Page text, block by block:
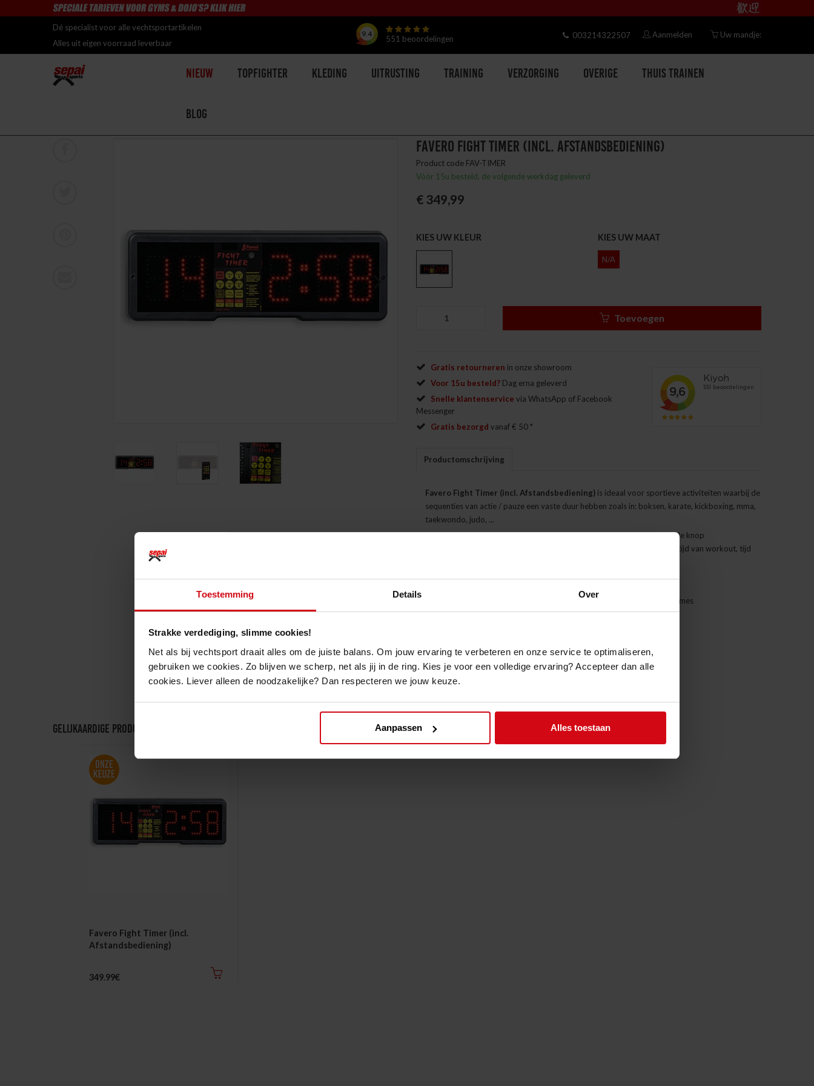
Toestemming Details Over
Strakke verdediging, slimme cookies!
Net als bij vechtsport draait alles om de juiste balans. Om jouw ervaring te verbeteren en onze service te optimaliseren,
gebruiken we cookies. Zo blijven we scherp, net als jij in de ring. Kies je voor een volledige ervaring? Accepteer dan alle
cookies. Liever alleen de noodzakelijke? Dan respecteren we jouw keuze.
Aanpassen Alles toestaan
Dé specialist voor alle vechtsportartikelen
Alles uit eigen voorraad leverbaar
9.4
551 beoordelingen Uw mandje:
Aanmelden
003214322507
Nieuw Topfighter Kleding Uitrusting Training Verzorging Overige Thuis trainen
Blog
Favero Fight Timer (incl. Afstandsbediening)
FAVERO FIGHT TIMER (INCL. AFSTANDSBEDIENING)
Product code FAV-TIMER
Vóór 15u besteld, de volgende werkdag geleverd
€ 349,99
KIES UW KLEUR KIES UW MAAT
N/A
Toevoegen
Gratis retourneren in onze showroom
Voor 15u besteld? Dag erna geleverd
Snelle klantenservice via WhatsApp of Facebook
Messenger
Gratis bezorgd vanaf € 50 *
Productomschrijving
Favero Fight Timer (incl. Afstandsbediening) is ideaal voor sportieve activiteiten waarbij de
sequenties van actie / pauze een vaste duur hebben zoals in: boksen, karate, kickboxing, mma,
taekwondo, judo, ...
5 instelbare timers die makkelijk te activeren zijn door een individuele knop
Er zijn verschillende functies individueel in te stellen per timer voor : tijd van workout, tijd
2 verschillende signalen in te stellen met telkens 3 verschillende volumes
Makkelijk te bevestigen tegen de muur
Gelijkaardige producten
Favero Fight Timer (incl.
Afstandsbediening)
349.99€